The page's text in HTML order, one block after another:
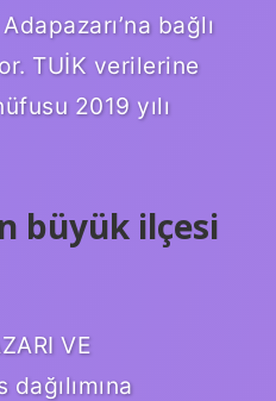
bağlı
TUİK verilerine
2019 yılı
büyük ilçesi
VE
dağılımına